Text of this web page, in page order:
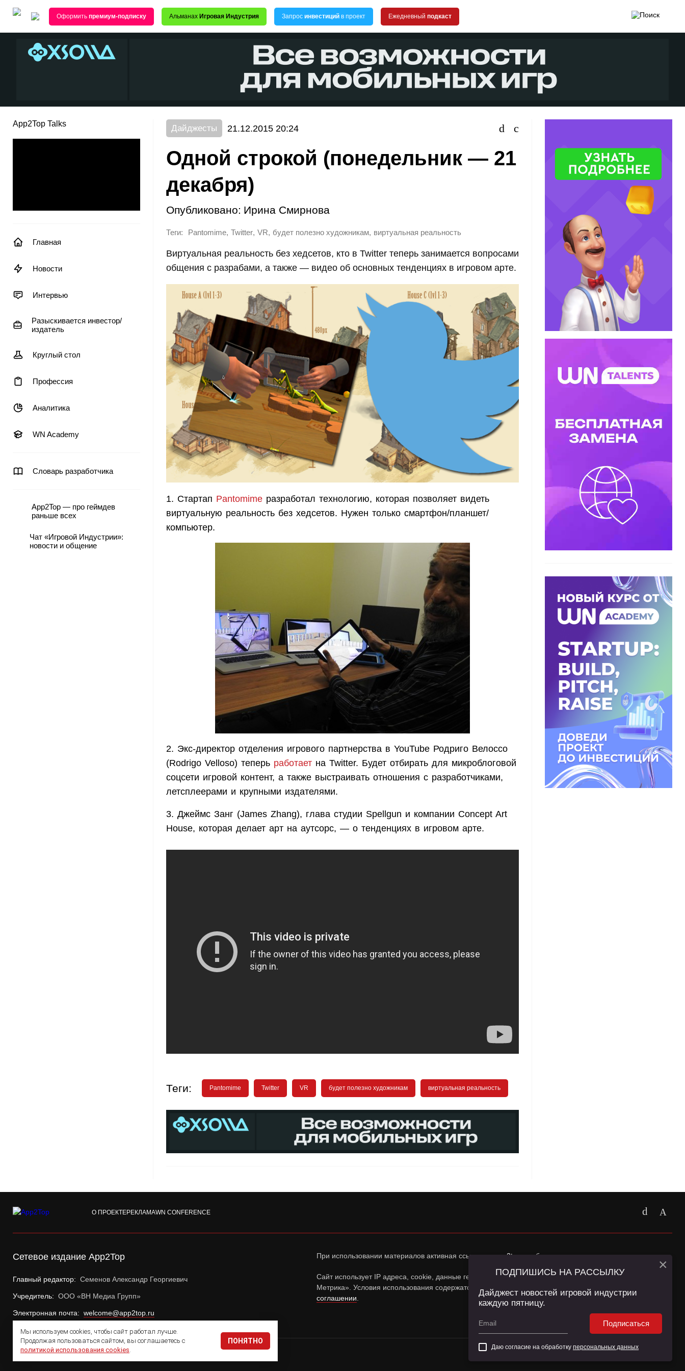
Оформить премиум-подписку Альманах Игровая Индустрия Запрос инвестиций в проект Ежедневный подкаст
App2Top Talks
Главная
Новости
Интервью
Разыскивается инвестор/
издатель
Круглый стол
Профессия
Аналитика
WN Academy
Словарь разработчика
App2Top — про геймдев
раньше всех
Чат «Игровой Индустрии»:
новости и общение
Дайджесты 21.12.2015 20:24
Одной строкой (понедельник — 21
декабря)
Опубликовано: Ирина Смирнова
Теги: Pantomime, Twitter, VR, будет полезно художникам, виртуальная реальность
Виртуальная реальность без хедсетов, кто в Twitter теперь занимается вопросами
общения с разрабами, а также — видео об основных тенденциях в игровом арте.
1. Стартап Pantomime разработал технологию, которая позволяет видеть
виртуальную реальность без хедсетов. Нужен только смартфон/планшет/
компьютер.
2. Экс-директор отделения игрового партнерства в YouTube Родриго Велоссо
(Rodrigo Velloso) теперь работает на Twitter. Будет отбирать для микроблоговой
соцсети игровой контент, а также выстраивать отношения с разработчиками,
летсплеерами и крупными издателями.
3. Джеймс Занг (James Zhang), глава студии Spellgun и компании Concept Art
House, которая делает арт на аутсорс, — о тенденциях в игровом арте.
Теги: Pantomime Twitter VR будет полезно художникам виртуальная реальность
О ПРОЕКТЕРЕКЛАМАWN CONFERENCE
Сетевое издание App2Top
Главный редактор: Семенов Александр Георгиевич
Учредитель: ООО «ВН Медиа Групп»
Электронная почта: welcome@app2top.ru
При использовании материалов активная ссылка наapp2top.ruобязательна.
Сайт использует IP адреса, cookie, данные геолокации Пользователей сайта и сервис «Яндекс
Метрика». Условия использования содержатся в
Политике конфиденциальностии
соглашении
© 2011 — 2026 App2Top
Мы используем cookies, чтобы сайт работал лучше.
Продолжая пользоваться сайтом, вы соглашаетесь с
политикой использования cookies.
ПОНЯТНО
ПОДПИШИСЬ НА РАССЫЛКУ
Дайджест новостей игровой индустрии
каждую пятницу.
Подписаться
Даю согласие на обработку персональных данных
×